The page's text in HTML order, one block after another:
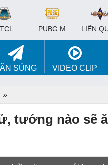
PUBG M LIÊN
SÚNG VIDEO CLIP
»
tướng nào sẽ